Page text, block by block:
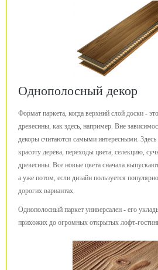
Однополосный декор
Формат паркета, когда верхний слой доски -
древесины, как здесь, например. Вне
декоры считаются самыми интересными. Здесь
красоту дерева, переходы цвета, селекцию,
древесины. Все новые цвета сначала
а уже потом, если дизайн пользуется
дорогих вариантах.
Однополосный паркет универсален - его
прихожих до огромных открытых лофт-